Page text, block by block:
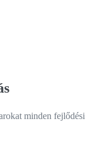
minden fejlődési